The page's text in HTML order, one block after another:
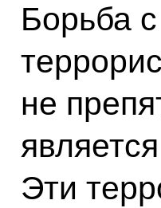
Борьба
не
Эти